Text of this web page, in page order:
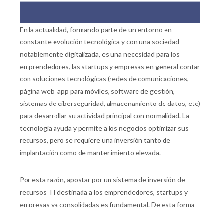
En la actualidad, formando parte de un entorno en
constante evolución tecnológica y con una sociedad
notablemente digitalizada, es una necesidad para los
emprendedores, las startups y empresas en general contar
con soluciones tecnológicas (redes de comunicaciones,
página web, app para móviles, software de gestión,
sistemas de ciberseguridad, almacenamiento de datos, etc)
para desarrollar su actividad principal con normalidad. La
tecnología ayuda y permite a los negocios optimizar sus
recursos, pero se requiere una inversión tanto de
implantación como de mantenimiento elevada.
Por esta razón, apostar por un sistema de inversión de
recursos TI destinada a los emprendedores, startups y
empresas ya consolidadas es fundamental. De esta forma